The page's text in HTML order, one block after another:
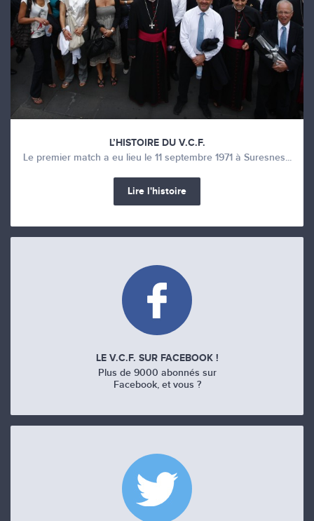
L’HISTOIRE DU V.C.F.
Le premier match a eu lieu le 11 septembre 1971 à Suresnes...
Lire l'histoire
LE V.C.F. SUR FACEBOOK !
Plus de 9000 abonnés sur
Facebook, et vous ?